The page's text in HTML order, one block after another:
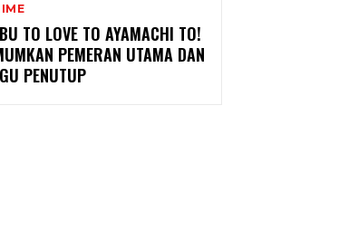
TO LOVE TO AYAMACHI TO!
PEMERAN UTAMA DAN
PENUTUP